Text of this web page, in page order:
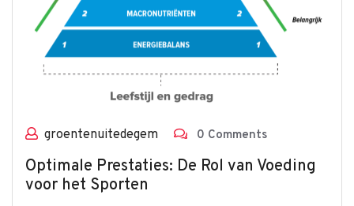
groentenuitedegem 0 Comments
Optimale Prestaties: De Rol van Voeding
voor het Sporten